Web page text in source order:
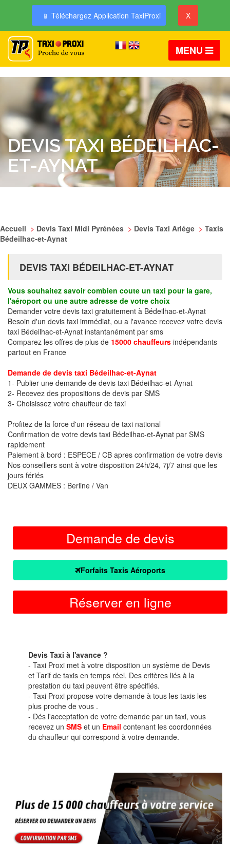
📱 Téléchargez Application TaxiProxi X
MENU
DEVIS TAXI BÉDEILHAC-
ET-AYNAT
Accueil > Devis Taxi Midi Pyrénées > Devis Taxi Ariége > Taxis
Bédeilhac-et-Aynat
DEVIS TAXI BÉDEILHAC-ET-AYNAT
Vous souhaitez savoir combien coute un taxi pour la gare,
l'aéroport ou une autre adresse de votre choix
Demander votre devis taxi gratuitement à Bédeilhac-et-Aynat
Besoin d'un devis taxi immédiat, ou a l'avance recevez votre devis
taxi Bédeilhac-et-Aynat instantanément par sms
Comparez les offres de plus de 15000 chauffeurs indépendants
partout en France
Demande de devis taxi Bédeilhac-et-Aynat
1- Publier une demande de devis taxi Bédeilhac-et-Aynat
2- Recevez des propositions de devis par SMS
3- Choisissez votre chauffeur de taxi
Profitez de la force d'un réseau de taxi national
Confirmation de votre devis taxi Bédeilhac-et-Aynat par SMS
rapidement
Paiement à bord : ESPECE / CB apres confirmation de votre devis
Nos conseillers sont à votre disposition 24h/24, 7j/7 ainsi que les
jours fériés
DEUX GAMMES : Berline / Van
Demande de devis
Forfaits Taxis Aéroports
Réserver en ligne
Devis Taxi à l'avance ?
- Taxi Proxi met à votre disposition un système de Devis
et Tarif de taxis en temps réel. Des critères liés à la
prestation du taxi peuvent être spécifiés.
- Taxi Proxi propose votre demande à tous les taxis les
plus proche de vous .
- Dés l'acceptation de votre demande par un taxi, vous
recevez un SMS et un Email contenant les coordonnées
du chauffeur qui correspond à votre demande.